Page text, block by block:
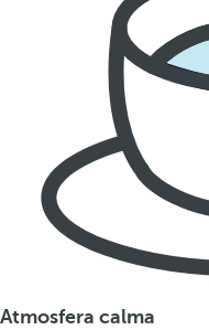
Atmosfera calma